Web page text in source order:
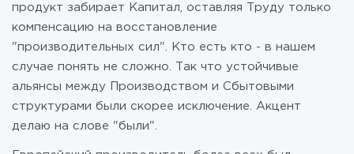
продукт забирает Капитал, оставляя Труду только
компенсацию на восстановление
"производительных сил". Кто есть кто - в нашем
случае понять не сложно. Так что устойчивые
альянсы между Производством и Сбытовыми
структурами были скорее исключение. Акцент
делаю на слове "были".